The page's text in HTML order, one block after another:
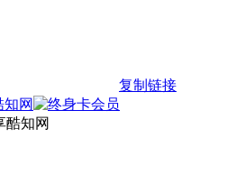
复制链接